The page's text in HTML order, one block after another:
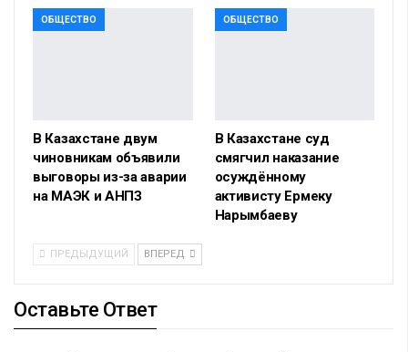
ОБЩЕСТВО
В Казахстане двум
чиновникам объявили
выговоры из-за аварии
на МАЭК и АНПЗ
ОБЩЕСТВО
В Казахстане суд
смягчил наказание
осуждённому
активисту Ермеку
Нарымбаеву
ПРЕДЫДУЩИЙ ВПЕРЕД
Оставьте Ответ